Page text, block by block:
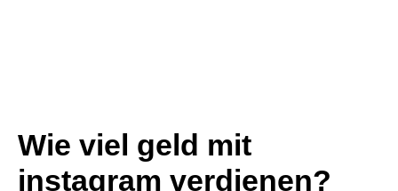
Wie viel geld mit
instagram verdienen?